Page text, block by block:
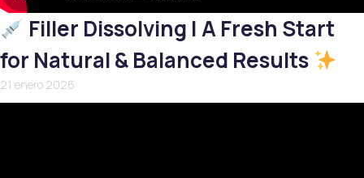
Filler Dissolving | A Fresh Start
for Natural & Balanced Results
21 enero 2026